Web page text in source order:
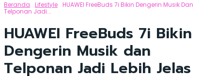
Beranda Lifestyle HUAWEI FreeBuds 7i Bikin Dengerin Musik Dan
Telponan Jadi...
HUAWEI FreeBuds 7i Bikin
Dengerin Musik dan
Telponan Jadi Lebih Jelas